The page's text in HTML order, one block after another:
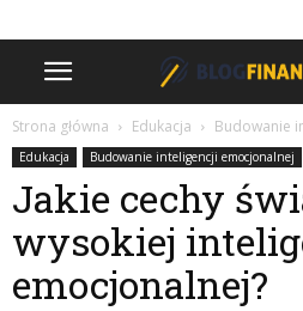
Strona główna Edukacja Budowanie
Edukacja Budowanie inteligencji emocjonalnej
Jakie cechy
wysokiej
emocjonalnej?